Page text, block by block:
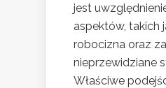
jest
aspektów, takich
robocizna oraz
nieprzewidziane
Właściwe